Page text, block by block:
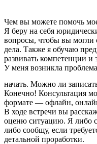
Чем вы можете помочь
Я беру на себя
вопросы, чтобы вы могли
дела. Также я обучаю
развивать компетенции
У меня возникла
начать. Можно ли
Конечно! Консультация
формате — офлайн,
В ходе встречи вы
оценю ситуацию. Я либо
либо сообщу, если
детальной проработки.